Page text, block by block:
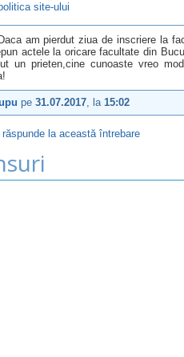
site-ului
am pierdut ziua de inscriere la
actele la oricare facultate din
un prieten,cine cunoaste vreo
pe 31.07.2017, la 15:02
răspunde la această întrebare